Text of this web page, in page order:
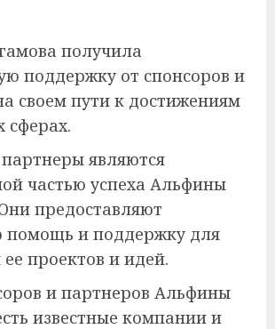
получила
поддержку от спонсоров и
своем пути к достижениям
сферах.
являются
частью успеха Альфины
предоставляют
помощь и поддержку для
проектов и идей.
и партнеров Альфины
известные компании и